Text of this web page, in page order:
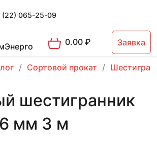
(22) 065-25-09
0.00₽ Заявка
Сортовой прокат
шестигранник
мм 3 м